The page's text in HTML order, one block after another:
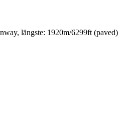
längste: 1920m/6299ft (paved)